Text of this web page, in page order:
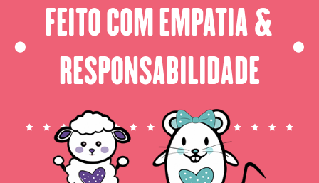
⬤
FEITO COM EMPATIA &
RESPONSABILIDADE
⬤